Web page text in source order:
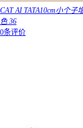
CAT AI TATA10cm小个
色 36
0条评价